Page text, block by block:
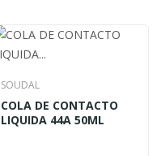
SOUDAL
COLA DE CONTACTO
LIQUIDA 44A 50ML